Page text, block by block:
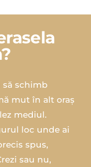
schimb
mut în alt oraș
mediul.
loc unde ai
spus,
sau nu,